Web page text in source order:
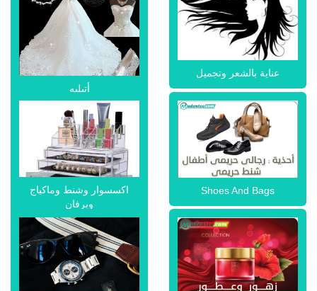
عناية بالشعر وتجميل
أتيليه
Shoes And Bags
اكسسوار وشنط وماكياج
وبرفان